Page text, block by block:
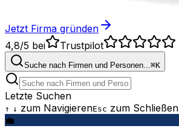
Jetzt Firma gründen
4,8/5 bei Trustpilot
Suche nach Firmen und Personen...⌘K
Letzte Suchen
↑ ↓ zum NavigierenEsc zum Schließen
💼